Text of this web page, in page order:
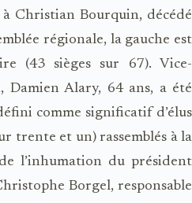
Christian Bourquin, décédé
régionale, la gauche est
(43 sièges sur 67). Vice-
Damien Alary, 64 ans, a été
comme significatif d’élus
trente et un) rassemblés à la
l’inhumation du président
Borgel, responsable